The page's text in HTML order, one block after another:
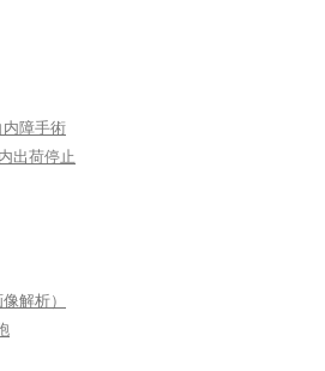
障手術
出荷停止
解析）